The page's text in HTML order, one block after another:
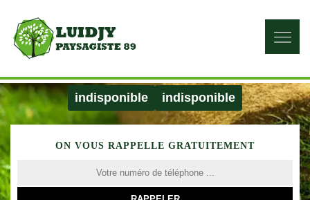
indisponible indisponible
ON VOUS RAPPELLE GRATUITEMENT